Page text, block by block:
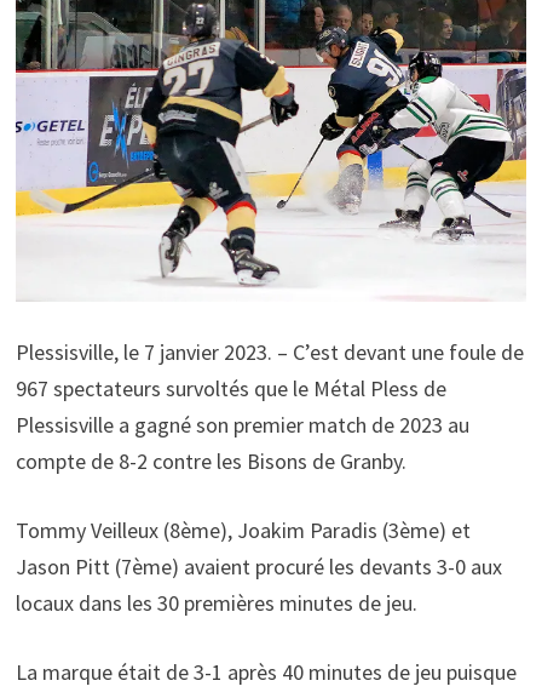
Plessisville, le 7 janvier 2023. – C’est devant une foule de
967 spectateurs survoltés que le Métal Pless de
Plessisville a gagné son premier match de 2023 au
compte de 8-2 contre les Bisons de Granby.
Tommy Veilleux (8ème), Joakim Paradis (3ème) et
Jason Pitt (7ème) avaient procuré les devants 3-0 aux
locaux dans les 30 premières minutes de jeu.
La marque était de 3-1 après 40 minutes de jeu puisque